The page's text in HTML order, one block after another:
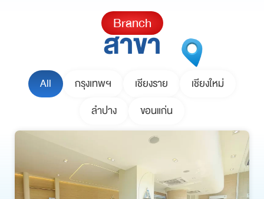
Branch
สาขา
All กรุงเทพฯ เชียงราย
เชียงใหม่
ลำปาง
ขอนแก่น